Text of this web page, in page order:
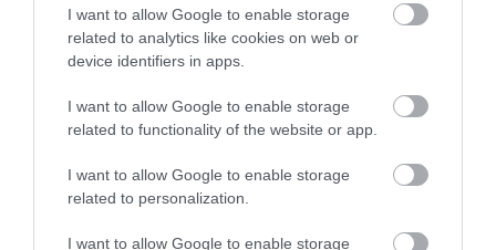
I want to allow Google to enable storage
related to analytics like cookies on web or
device identifiers in apps.
I want to allow Google to enable storage
related to functionality of the website or app.
I want to allow Google to enable storage
related to personalization.
I want to allow Google to enable storage